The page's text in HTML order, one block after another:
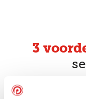
3
Geen